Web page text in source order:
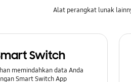
Alat perangkat lunak
Switch
memindahkan data Anda
Smart Switch App